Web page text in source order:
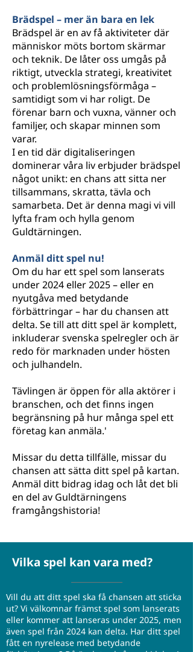
Brädspel – mer än bara en lek
Brädspel är en av få aktiviteter där
människor möts bortom skärmar
och teknik. De låter oss umgås på
riktigt, utveckla strategi, kreativitet
och problemlösningsförmåga –
samtidigt som vi har roligt. De
förenar barn och vuxna, vänner och
familjer, och skapar minnen som
varar.
I en tid där digitaliseringen
dominerar våra liv erbjuder brädspel
något unikt: en chans att sitta ner
tillsammans, skratta, tävla och
samarbeta. Det är denna magi vi vill
lyfta fram och hylla genom
Guldtärningen.
Anmäl ditt spel nu!
Om du har ett spel som lanserats
under 2024 eller 2025 – eller en
nyutgåva med betydande
förbättringar – har du chansen att
delta. Se till att ditt spel är komplett,
inkluderar svenska spelregler och är
redo för marknaden under hösten
och julhandeln.
Tävlingen är öppen för alla aktörer i
branschen, och det finns ingen
begränsning på hur många spel ett
företag kan anmäla.'
Missar du detta tillfälle, missar du
chansen att sätta ditt spel på kartan.
Anmäl ditt bidrag idag och låt det bli
en del av Guldtärningens
framgångshistoria!
Vilka spel kan vara med?
​Vill du att ditt spel ska få chansen att sticka
ut? Vi välkomnar främst spel som lanserats
eller kommer att lanseras under 2025, men
även spel från 2024 kan delta. Har ditt spel
fått en nyrelease med betydande